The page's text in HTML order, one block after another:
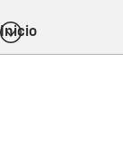
Inicio